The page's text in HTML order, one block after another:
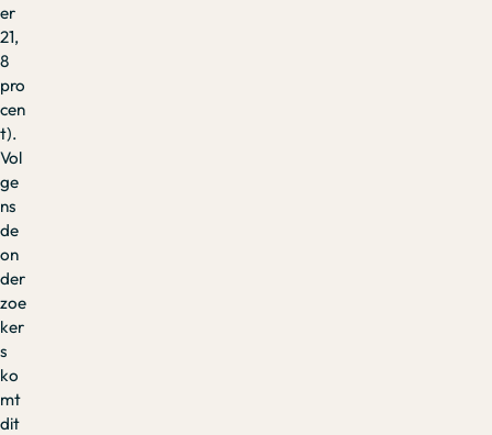
er
21,
8
pro
cen
t).
Vol
ge
ns
de
on
der
zoe
ker
s
ko
mt
dit